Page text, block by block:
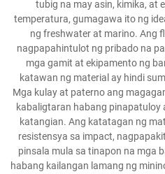
tubig na may asin, kimika, at
temperatura, gumagawa ito ng
ng freshwater at marino. Ang
nagpapahintulot ng pribado na
mga gamit at ekipamento ng
katawan ng material ay hindi
Mga kulay at paterno ang
kabaligtaran habang
katangian. Ang katatagan ng
resistensya sa impact,
pinsala mula sa tinapon na mga
habang kailangan lamang ng